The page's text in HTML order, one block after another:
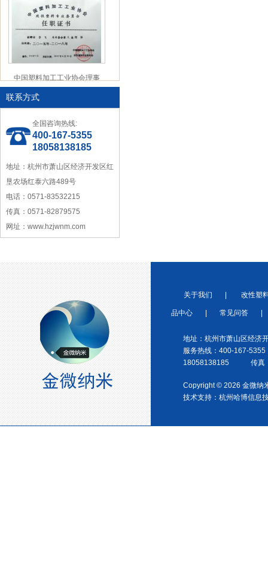
中国塑料加工工业协会理事
宁波塑料行业优秀供应商
宁波塑料协会理事单位
联系方式
全国咨询热线:
400-167-5355
18058138185
地址：杭州市萧山区经济开发区红
垦农场红泰六路489号
电话：0571-83532215
传真：0571-82879575
网址：www.hzjwnm.com
关于我们 改性塑
品中心 常见问答
地址：杭州市萧山区经济
服务热线：400-167-5355
18058138185 传真：
Copyright © 2026 金微纳
技术支持： 杭州哈博信息